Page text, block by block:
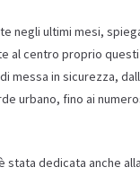
negli ultimi mesi,
al centro proprio
messa in sicurezza,
urbano, fino ai
dedicata anche